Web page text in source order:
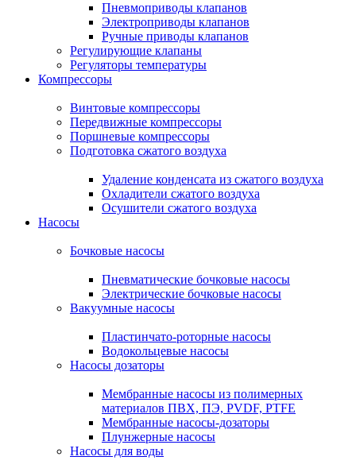
Пневмоприводы клапанов
Электроприводы клапанов
Ручные приводы клапанов
Регулирующие клапаны
Регуляторы температуры
Компрессоры
Винтовые компрессоры
Передвижные компрессоры
Поршневые компрессоры
Подготовка сжатого воздуха
Удаление конденсата из сжатого воздуха
Охладители сжатого воздуха
Осушители сжатого воздуха
Насосы
Бочковые насосы
Пневматические бочковые насосы
Электрические бочковые насосы
Вакуумные насосы
Пластинчато-роторные насосы
Водокольцевые насосы
Насосы дозаторы
Мембранные насосы из полимерных
материалов ПВХ, ПЭ, PVDF, PTFE
Мембранные насосы-дозаторы
Плунжерные насосы
Насосы для воды